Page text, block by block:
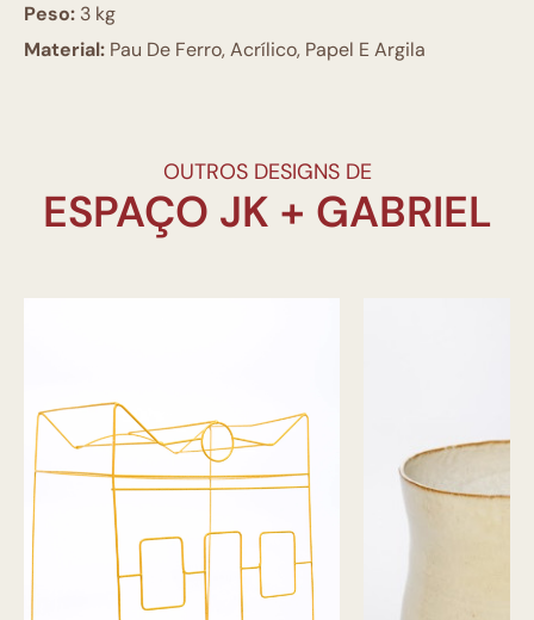
Peso: 3 kg
Material: Pau De Ferro, Acrílico, Papel E Argila
OUTROS DESIGNS DE